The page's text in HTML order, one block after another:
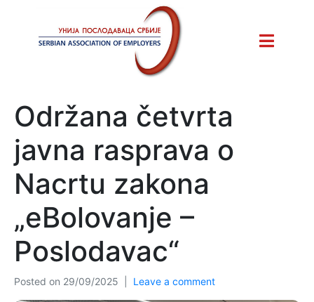
Održana četvrta
javna rasprava o
Nacrtu zakona
„eBolovanje –
Poslodavac“
Posted on 29/09/2025 Leave a comment